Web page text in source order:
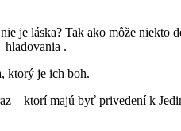
je láska? Tak ako môže niekto
hladovania .
ktorý je ich boh.
– ktorí majú byť privedení k